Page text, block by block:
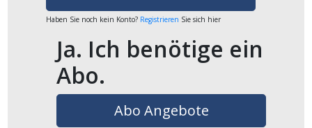
Haben Sie noch kein Konto? Registrieren Sie sich hier
Ja. Ich benötige ein
Abo.
Abo Angebote